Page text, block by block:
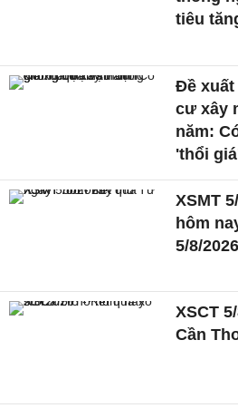
tiêu
Đề
cư xây
năm:
'thổi
XSMT
hôm
5/8/2026
XSCT
Cần